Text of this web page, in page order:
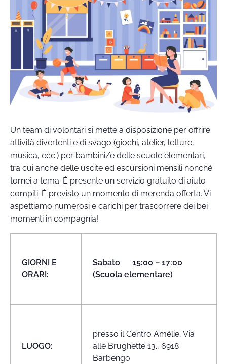
Un team di volontari si mette a disposizione per offrire
attività divertenti e di svago (giochi, atelier, letture,
musica, ecc.) per bambini/e delle scuole elementari,
tra cui anche delle uscite ed escursioni mensili nonché
tornei a tema. È presente un servizio gratuito di aiuto
compiti. È previsto un momento di merenda offerta. Vi
aspettiamo numerosi e carichi per trascorrere dei bei
momenti in compagnia!
GIORNI E
ORARI:
Sabato 15:00 – 17:00
(Scuola elementare)
LUOGO:
presso il Centro Amélie, Via
alle Brughette 13., 6918
Barbengo